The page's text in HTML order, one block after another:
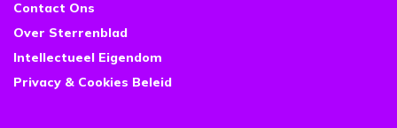
Contact Ons
Over Sterrenblad
Intellectueel Eigendom
Privacy & Cookies Beleid